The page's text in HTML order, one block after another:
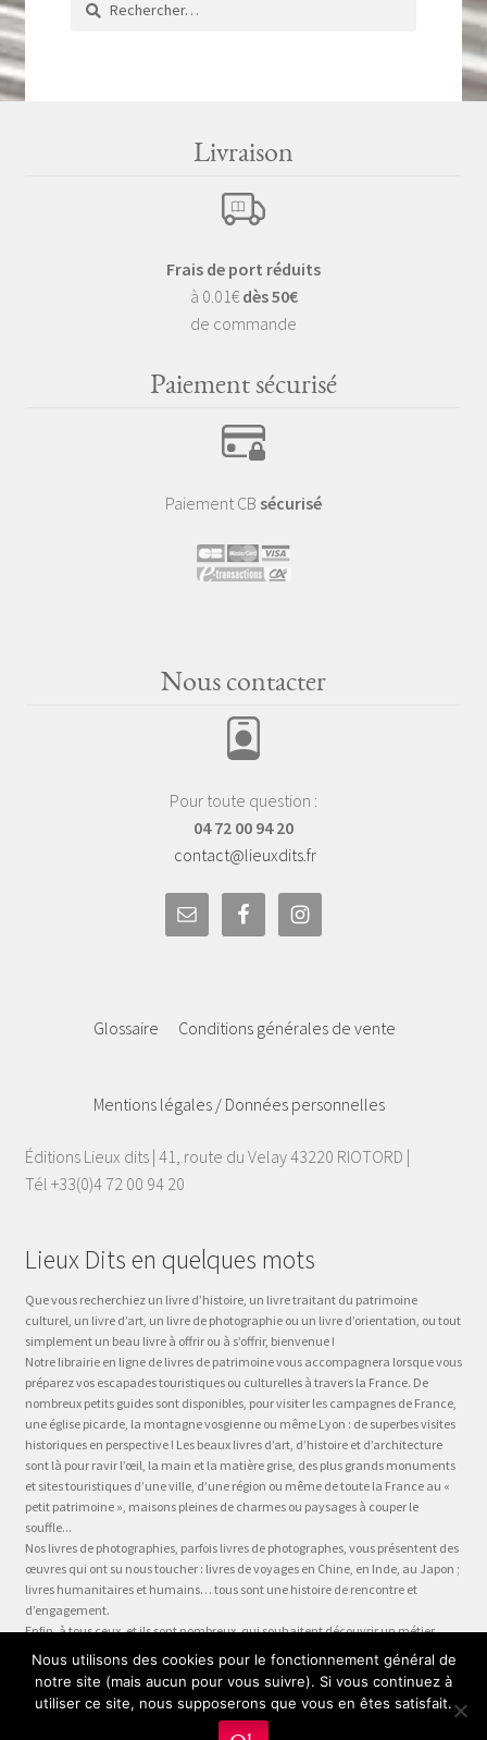
Livraison
Frais de port réduits
à 0.01€ dès 50€
de commande
Paiement sécurisé
Paiement CB sécurisé
Nous contacter
Pour toute question :
04 72 00 94 20
contact@lieuxdits.fr
Glossaire Conditions générales de vente
Mentions légales / Données personnelles
Éditions Lieux dits | 41, route du Velay 43220 RIOTORD |
Tél +33(0)4 72 00 94 20
Lieux Dits en quelques mots
Que vous recherchiez un livre d’histoire, un livre traitant du patrimoine
culturel, un livre d’art, un livre de photographie ou un livre d’orientation, ou tout
simplement un beau livre à offrir ou à s’offrir, bienvenue !
Notre librairie en ligne de livres de patrimoine vous accompagnera lorsque vous
préparez vos escapades touristiques ou culturelles à travers la France. De
nombreux petits guides sont disponibles, pour visiter les campagnes de France,
une église picarde, la montagne vosgienne ou même Lyon : de superbes visites
historiques en perspective ! Les beaux livres d’art, d’histoire et d’architecture
sont là pour ravir l’œil, la main et la matière grise, des plus grands monuments
et sites touristiques d’une ville, d’une région ou même de toute la France au «
petit patrimoine », maisons pleines de charmes ou paysages à couper le
souffle...
Nos livres de photographies, parfois livres de photographes, vous présentent des
œuvres qui ont su nous toucher : livres de voyages en Chine, en Inde, au Japon ;
livres humanitaires et humains… tous sont une histoire de rencontre et
d’engagement.
Enfin, à tous ceux, et ils sont nombreux, qui souhaitent découvrir un métier,
préparer leur formation ou choisir leur orientation, à la question « quel métier ?
» nous dédions la collection Être, véritable panorama du monde du travail, plus
qu’un guide des métiers, plus qu’une fiche métier… un test métier, un « stage
en entreprise dans votre fauteuil » !
Nous utilisons des cookies pour le fonctionnement général de
notre site (mais aucun pour vous suivre). Si vous continuez à
utiliser ce site, nous supposerons que vous en êtes satisfait.